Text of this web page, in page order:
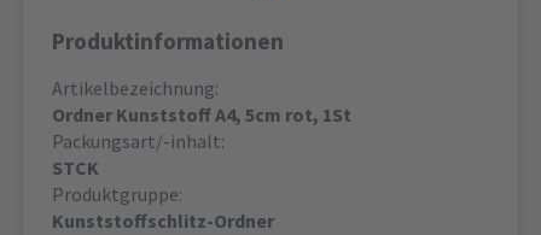
Produktinformationen
Artikelbezeichnung:
Ordner Kunststoff A4, 5cm rot, 1St
Packungsart/-inhalt:
STCK
Produktgruppe:
Kunststoffschlitz-Ordner